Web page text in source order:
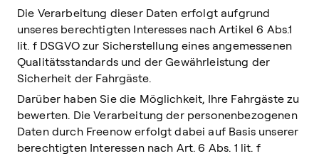
Die Verarbeitung dieser Daten erfolgt aufgrund
unseres berechtigten Interesses nach Artikel 6 Abs.1
lit. f DSGVO zur Sicherstellung eines angemessenen
Qualitätsstandards und der Gewährleistung der
Sicherheit der Fahrgäste.
Darüber haben Sie die Möglichkeit, Ihre Fahrgäste zu
bewerten. Die Verarbeitung der personenbezogenen
Daten durch Freenow erfolgt dabei auf Basis unserer
berechtigten Interessen nach Art. 6 Abs. 1 lit. f